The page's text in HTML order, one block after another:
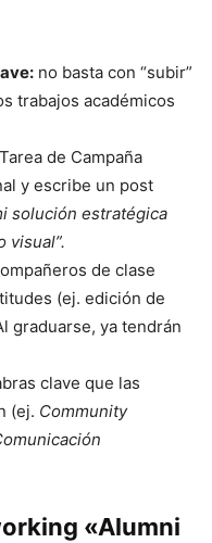
no basta con “subir”
trabajos académicos
de Campaña
y escribe un post
solución estratégica
visual”.
de clase
(ej. edición de
graduarse, ya tendrán
clave que las
(ej. Community
«Alumni